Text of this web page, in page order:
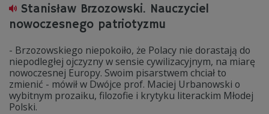
Stanisław Brzozowski. Nauczyciel
nowoczesnego patriotyzmu
- Brzozowskiego niepokoiło, że Polacy nie dorastają do
niepodległej ojczyzny w sensie cywilizacyjnym, na miarę
nowoczesnej Europy. Swoim pisarstwem chciał to
zmienić - mówił w Dwójce prof. Maciej Urbanowski o
wybitnym prozaiku, filozofie i krytyku literackim Młodej
Polski.